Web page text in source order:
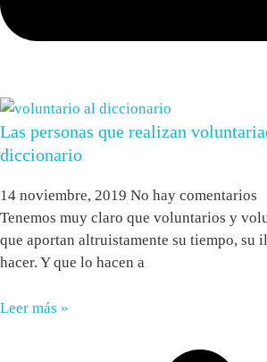
Las personas que realizan
diccionario
14 noviembre, 2019 No hay comentarios
Tenemos muy claro que voluntarios y
que aportan altruistamente su tiempo, su
hacer. Y que lo hacen a
Leer más »